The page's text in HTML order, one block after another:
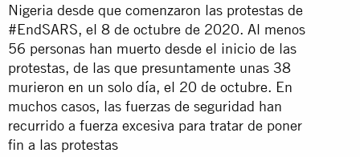
Nigeria desde que comenzaron las protestas de
#EndSARS, el 8 de octubre de 2020. Al menos
56 personas han muerto desde el inicio de las
protestas, de las que presuntamente unas 38
murieron en un solo día, el 20 de octubre. En
muchos casos, las fuerzas de seguridad han
recurrido a fuerza excesiva para tratar de poner
fin a las protestas